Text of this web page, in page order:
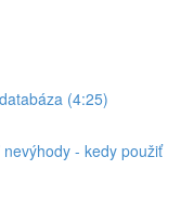
(4:25)
- kedy použiť